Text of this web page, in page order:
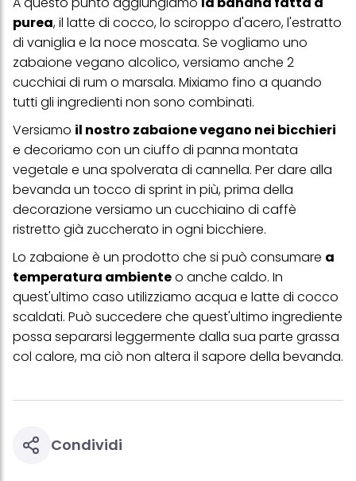
purea, il latte di cocco, lo sciroppo d'acero, l'estratto
di vaniglia e la noce moscata. Se vogliamo uno
zabaione vegano alcolico, versiamo anche 2
cucchiai di rum o marsala. Mixiamo fino a quando
tutti gli ingredienti non sono combinati.
Versiamo il nostro zabaione vegano nei bicchieri
e decoriamo con un ciuffo di panna montata
vegetale e una spolverata di cannella. Per dare alla
bevanda un tocco di sprint in più, prima della
decorazione versiamo un cucchiaino di caffè
ristretto già zuccherato in ogni bicchiere.
Lo zabaione è un prodotto che si può consumare a
temperatura ambienteo anche caldo. In
quest'ultimo caso utilizziamo acqua e latte di cocco
scaldati. Può succedere che quest'ultimo ingrediente
possa separarsi leggermente dalla sua parte grassa
col calore, ma ciò non altera il sapore della bevanda.
Condividi
più degli scopi sopra menzionati. Cliccando su "Accetta tutto",
acconsenti all'uso dei cookie e al trattamento dei tuoi dati
personali per tutte le finalità sopra indicate. Se fai clic su "Rifiuta",
verranno utilizzati solo i cookie tecnicamente necessari per fornirti
questo sito web.